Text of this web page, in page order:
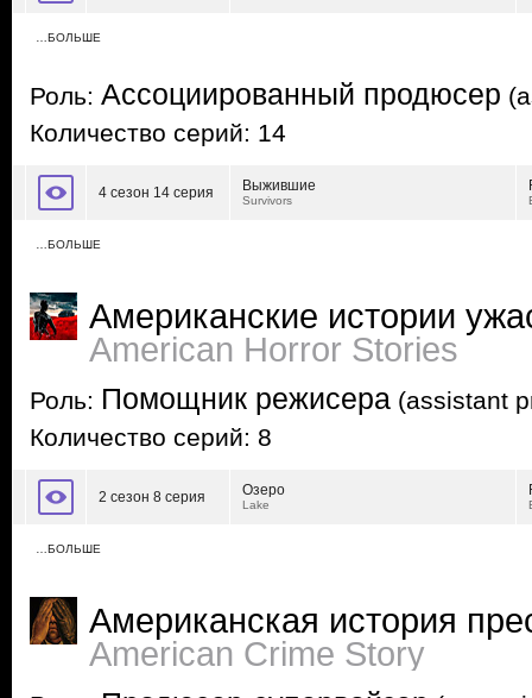
…БОЛЬШЕ
Роль: Ассоциированный продюсер
Количество серий: 14
4 сезон 14 серия Выжившие
Survivors
…БОЛЬШЕ
Американские истории
American Horror Stories
Роль: Помощник режисера (assistant
Количество серий: 8
2 сезон 8 серия Озеро
Lake
…БОЛЬШЕ
Американская история
American Crime Story